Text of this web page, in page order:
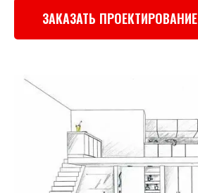
ЗАКАЗАТЬ ПРОЕКТИРОВАНИЕ